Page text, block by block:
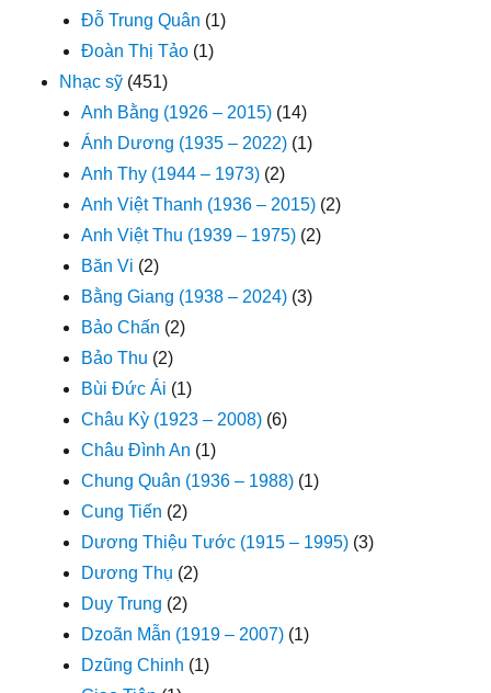
Đỗ Trung Quân (1)
Đoàn Thị Tảo (1)
Nhạc sỹ (451)
Anh Bằng (1926 – 2015) (14)
Ánh Dương (1935 – 2022) (1)
Anh Thy (1944 – 1973) (2)
Anh Việt Thanh (1936 – 2015) (2)
Anh Việt Thu (1939 – 1975) (2)
Băn Vi (2)
Bằng Giang (1938 – 2024) (3)
Bảo Chấn (2)
Bảo Thu (2)
Bùi Đức Ái (1)
Châu Kỳ (1923 – 2008) (6)
Châu Đình An (1)
Chung Quân (1936 – 1988) (1)
Cung Tiến (2)
Dương Thiệu Tước (1915 – 1995) (3)
Dương Thụ (2)
Duy Trung (2)
Dzoãn Mẫn (1919 – 2007) (1)
Dzũng Chinh (1)